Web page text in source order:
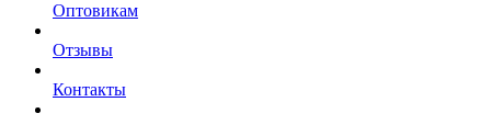
Оптовикам
Отзывы
Контакты